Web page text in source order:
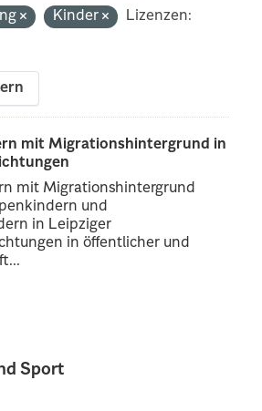
Sport
Kinder
Lizenzen:
mit Migrationshintergrund in
mit Migrationshintergrund
und
in Leipziger
in öffentlicher und